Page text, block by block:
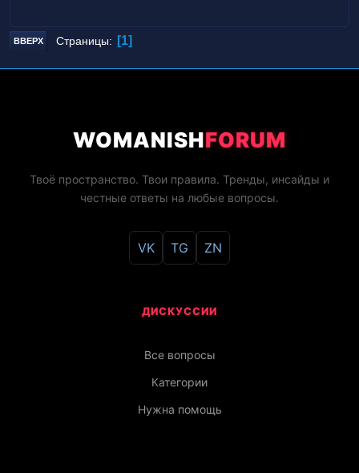
ВВЕРХ Страницы 1
WOMANISHFORUM
Твоё пространство. Твои правила. Тренды, инсайды и
честные ответы на любые вопросы.
VK TG ZN
ДИСКУССИИ
Все вопросы
Категории
Нужна помощь